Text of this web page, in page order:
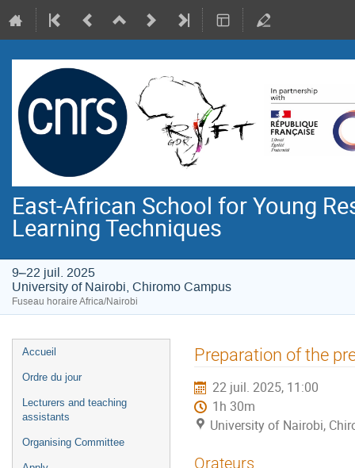
East-African School for Young
Learning Techniques
9–22 juil. 2025
University of Nairobi, Chiromo Campus
Fuseau horaire Africa/Nairobi
Menu
de
Accueil
Ordre du jour
Lecturers and teaching
assistants
Organising Committee
Preparation of the
22 juil. 2025, 11:00
1h 30m
University of Nairobi,
Orateurs